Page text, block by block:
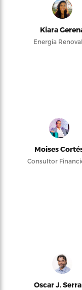
Kiara
Energía
Moises
Consultor
Oscar J.